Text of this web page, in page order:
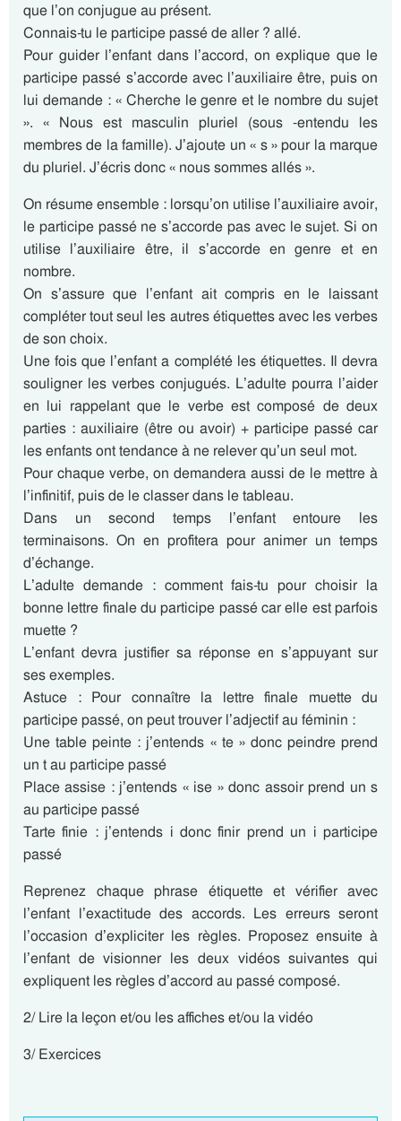
que l’on conjugue au présent.
Connais-tu le participe passé de aller ? allé.
Pour guider l’enfant dans l’accord, on explique que le
participe passé s’accorde avec l’auxiliaire être, puis on
lui demande : « Cherche le genre et le nombre du sujet
». « Nous est masculin pluriel (sous -entendu les
membres de la famille). J’ajoute un « s » pour la marque
du pluriel. J’écris donc « nous sommes allés ».
On résume ensemble : lorsqu’on utilise l’auxiliaire avoir,
le participe passé ne s’accorde pas avec le sujet. Si on
utilise l’auxiliaire être, il s’accorde en genre et en
nombre.
On s’assure que l’enfant ait compris en le laissant
compléter tout seul les autres étiquettes avec les verbes
de son choix.
Une fois que l’enfant a complété les étiquettes. Il devra
souligner les verbes conjugués. L’adulte pourra l’aider
en lui rappelant que le verbe est composé de deux
parties : auxiliaire (être ou avoir) + participe passé car
les enfants ont tendance à ne relever qu’un seul mot.
Pour chaque verbe, on demandera aussi de le mettre à
l’infinitif, puis de le classer dans le tableau.
Dans un second temps l’enfant entoure les
terminaisons. On en profitera pour animer un temps
d’échange.
L’adulte demande : comment fais-tu pour choisir la
bonne lettre finale du participe passé car elle est parfois
muette ?
L’enfant devra justifier sa réponse en s’appuyant sur
ses exemples.
Astuce : Pour connaître la lettre finale muette du
participe passé, on peut trouver l’adjectif au féminin :
Une table peinte : j’entends « te » donc peindre prend
un t au participe passé
Place assise : j’entends « ise » donc assoir prend un s
au participe passé
Tarte finie : j’entends i donc finir prend un i participe
passé
Reprenez chaque phrase étiquette et vérifier avec
l’enfant l’exactitude des accords. Les erreurs seront
l’occasion d’expliciter les règles. Proposez ensuite à
l’enfant de visionner les deux vidéos suivantes qui
expliquent les règles d’accord au passé composé.
2/ Lire la leçon et/ou les affiches et/ou la vidéo
3/ Exercices